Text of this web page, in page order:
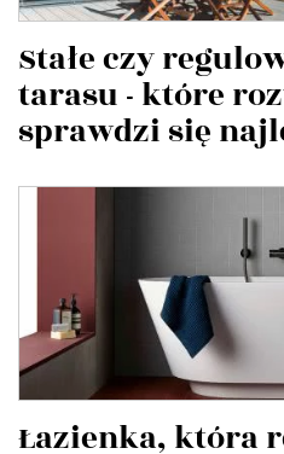
Stałe czy
tarasu - które
sprawdzi się
Łazienka, która